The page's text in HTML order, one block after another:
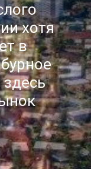
хотя
в
здесь